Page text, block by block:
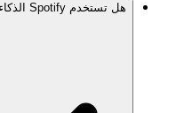
هل تستخدم Spotify الذكاء الاصطناعي لإنشاء الموسيقى؟